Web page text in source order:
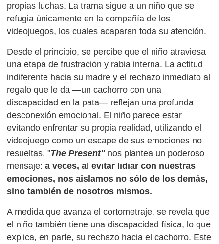
propias luchas. La trama sigue a un niño que se
refugia únicamente en la compañía de los
videojuegos, los cuales acaparan toda su atención.
Desde el principio, se percibe que el niño atraviesa
una etapa de frustración y rabia interna. La actitud
indiferente hacia su madre y el rechazo inmediato al
regalo que le da —un cachorro con una
discapacidad en la pata— reflejan una profunda
desconexión emocional. El niño parece estar
evitando enfrentar su propia realidad, utilizando el
videojuego como un escape de sus emociones no
resueltas. "The Present" nos plantea un poderoso
mensaje:a veces, al evitar lidiar con nuestras
emociones, nos aislamos no sólo de los demás,
sino también de nosotros mismos.
A medida que avanza el cortometraje, se revela que
el niño también tiene una discapacidad física, lo que
explica, en parte, su rechazo hacia el cachorro. Este